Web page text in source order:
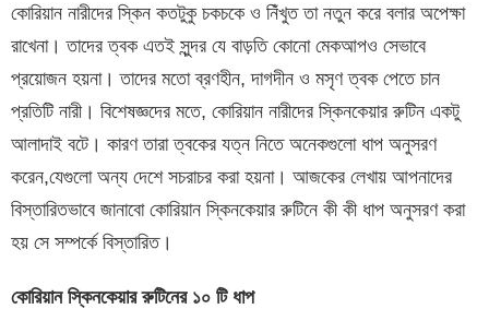
কোরিয়ান নারীদের স্কিন কতটুকু চকচকে ও নিঁখুত তা নতুন করে বলার অপেক্ষা
রাখেনা। তাদের ত্বক এতই সুন্দর যে বাড়তি কোনো মেকআপও সেভাবে
প্রয়োজন হয়না। তাদের মতো ব্রণহীন, দাগদীন ও মসৃণ ত্বক পেতে চান
প্রতিটি নারী। বিশেষজ্ঞদের মতে, কোরিয়ান নারীদের স্কিনকেয়ার রুটিন একটু
আলাদাই বটে। কারণ তারা ত্বকের যত্ন নিতে অনেকগুলো ধাপ অনুসরণ
করেন,যেগুলো অন্য দেশে সচরাচর করা হয়না। আজকের লেখায় আপনাদের
বিস্তারিতভাবে জানাবো কোরিয়ান স্কিনকেয়ার রুটিনে কী কী ধাপ অনুসরণ করা
হয় সে সম্পর্কে বিস্তারিত।
কোরিয়ান স্কিনকেয়ার রুটিনের ১০ টি ধাপ